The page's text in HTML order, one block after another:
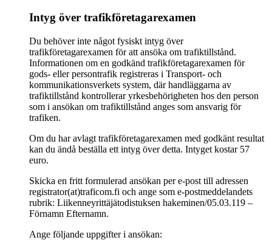
Intyg över trafikföretagarexamen
Du behöver inte något fysiskt intyg över
trafikföretagarexamen för att ansöka om trafiktillstånd.
Informationen om en godkänd trafikföretagarexamen för
gods- eller persontrafik registreras i Transport- och
kommunikationsverkets system, där handläggarna av
trafiktillstånd kontrollerar yrkesbehörigheten hos den person
som i ansökan om trafiktillstånd anges som ansvarig för
trafiken.
Om du har avlagt trafikföretagarexamen med godkänt resultat
kan du ändå beställa ett intyg över detta. Intyget kostar 57
euro.
Skicka en fritt formulerad ansökan per e-post till adressen
registrator(at)traficom.fi och ange som e-postmeddelandets
rubrik: Liikenneyrittäjätodistuksen hakeminen/05.03.119 –
Förnamn Efternamn.
Ange följande uppgifter i ansökan: